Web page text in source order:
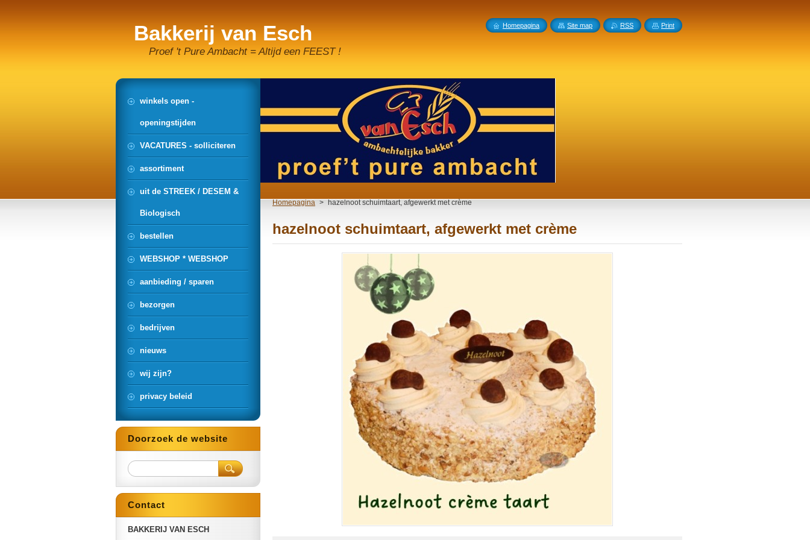
Bakkerij van Esch
Proef 't Pure Ambacht = Altijd een FEEST !
Homepagina > hazelnoot schuimtaart, afgewerkt met crème
hazelnoot schuimtaart, afgewerkt met crème
winkels open -
openingstijden
VACATURES - solliciteren
assortiment
uit de STREEK / DESEM &
Biologisch
bestellen
WEBSHOP * WEBSHOP
aanbieding / sparen
bezorgen
bedrijven
nieuws
wij zijn?
privacy beleid
Doorzoek de website
Contact
BAKKERIJ VAN ESCH
Homepagina Site map RSS Print